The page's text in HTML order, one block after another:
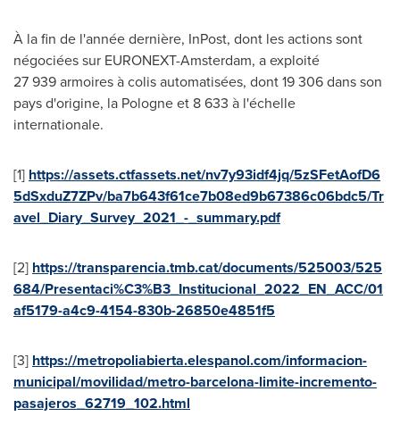
À la fin de l'année dernière, InPost, dont les actions sont
négociées sur EURONEXT-Amsterdam, a exploité
27 939 armoires à colis automatisées, dont 19 306 dans son
pays d'origine, la Pologne et 8 633 à l'échelle
internationale.
[1] https://assets.ctfassets.net/nv7y93idf4jq/5zSFetAofD6
5dSxduZ7ZPv/ba7b643f61ce7b08ed9b67386c06bdc5/Tr
avel_Diary_Survey_2021_-_summary.pdf
[2] https://transparencia.tmb.cat/documents/525003/525
684/Presentaci%C3%B3_Institucional_2022_EN_ACC/01
af5179-a4c9-4154-830b-26850e4851f5
[3] https://metropoliabierta.elespanol.com/informacion-
municipal/movilidad/metro-barcelona-limite-incremento-
pasajeros_62719_102.html